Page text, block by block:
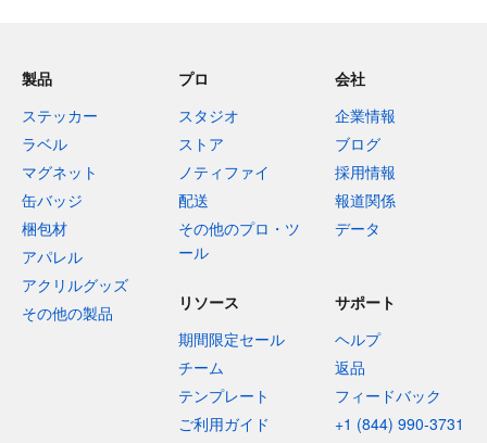
製品
ステッカー
ラベル
マグネット
缶バッジ
梱包材
アパレル
アクリルグッズ
その他の製品
プロ
スタジオ
ストア
ノティファイ
配送
その他のプロ・ツ
ール
会社
企業情報
ブログ
採用情報
報道関係
データ
リソース
期間限定セール
チーム
テンプレート
ご利用ガイド
サポート
ヘルプ
返品
フィードバック
+1 (844) 990-3731